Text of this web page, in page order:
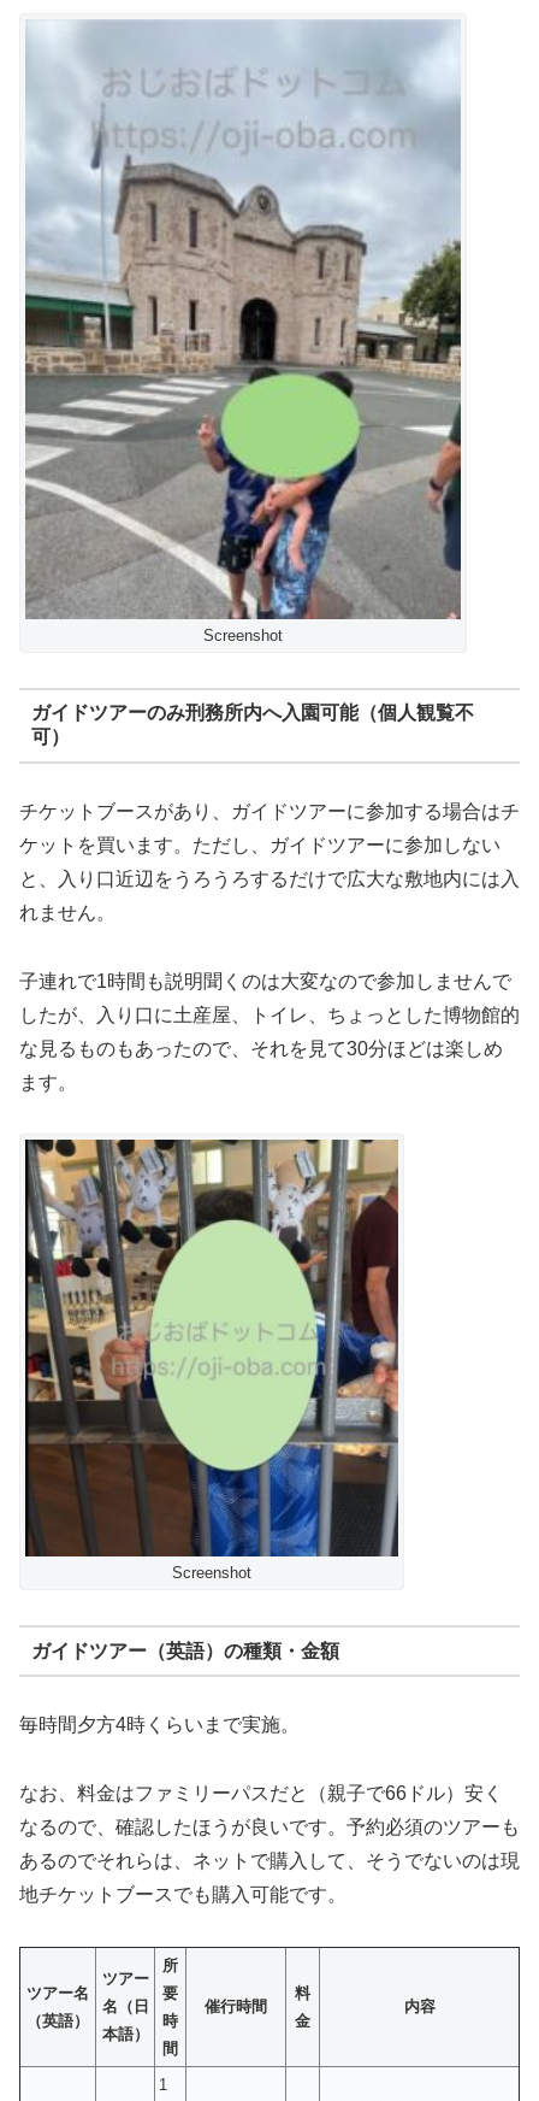
Screenshot
ガイドツアーのみ刑務所内へ入園可能（個人観覧不
可）
チケットブースがあり、ガイドツアーに参加する場合はチ
ケットを買います。ただし、ガイドツアーに参加しない
と、入り口近辺をうろうろするだけで広大な敷地内には入
れません。
子連れで1時間も説明聞くのは大変なので参加しませんで
したが、入り口に土産屋、トイレ、ちょっとした博物館的
な見るものもあったので、それを見て30分ほどは楽しめ
ます。
Screenshot
ガイドツアー（英語）の種類・金額
毎時間夕方4時くらいまで実施。
なお、料金はファミリーパスだと（親子で66ドル）安く
なるので、確認したほうが良いです。予約必須のツアーも
あるのでそれらは、ネットで購入して、そうでないのは現
地チケットブースでも購入可能です。
ツアー名
（英語）
ツアー
名（日
本語）
所
要
時
間
催行時間
料
金
内容
1